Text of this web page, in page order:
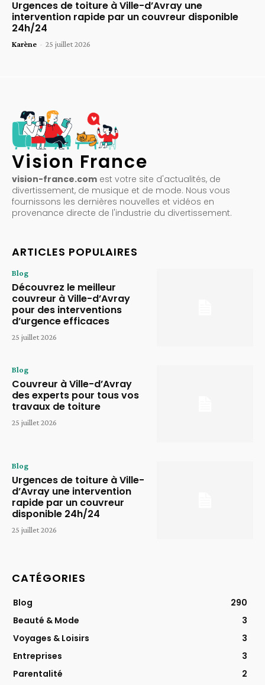
Urgences de toiture à Ville-d’Avray une
intervention rapide par un couvreur disponible
24h/24
Karène - 25 juillet 2026
Vision France
vision-france.com est votre site d'actualités, de
divertissement, de musique et de mode. Nous vous
fournissons les dernières nouvelles et vidéos en
provenance directe de l'industrie du divertissement.
ARTICLES POPULAIRES
Blog
Découvrez le meilleur
couvreur à Ville-d’Avray
pour des interventions
d’urgence efficaces
25 juillet 2026
Blog
Couvreur à Ville-d’Avray
des experts pour tous vos
travaux de toiture
25 juillet 2026
Blog
Urgences de toiture à Ville-
d’Avray une intervention
rapide par un couvreur
disponible 24h/24
25 juillet 2026
CATÉGORIES
Blog
290
Beauté & Mode
3
Voyages & Loisirs
3
Entreprises
3
Parentalité
2